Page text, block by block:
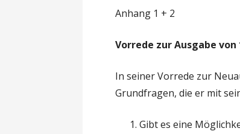
Anhang 1 + 2
Vorrede zur Ausgabe von
In seiner Vorrede zur
Grundfragen, die er mit
Gibt es eine